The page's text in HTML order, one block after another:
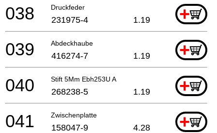
Druckfeder +
038 231975-4 1.19
Abdeckhaube +
039 416274-7 1.19
Stift 5Mm Ebh253U A +
040 268238-5 1.19
Zwischenplatte +
041 158047-9 4.28